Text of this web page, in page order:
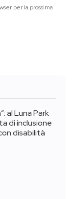
per la prossima
al Luna Park
di inclusione
disabilità